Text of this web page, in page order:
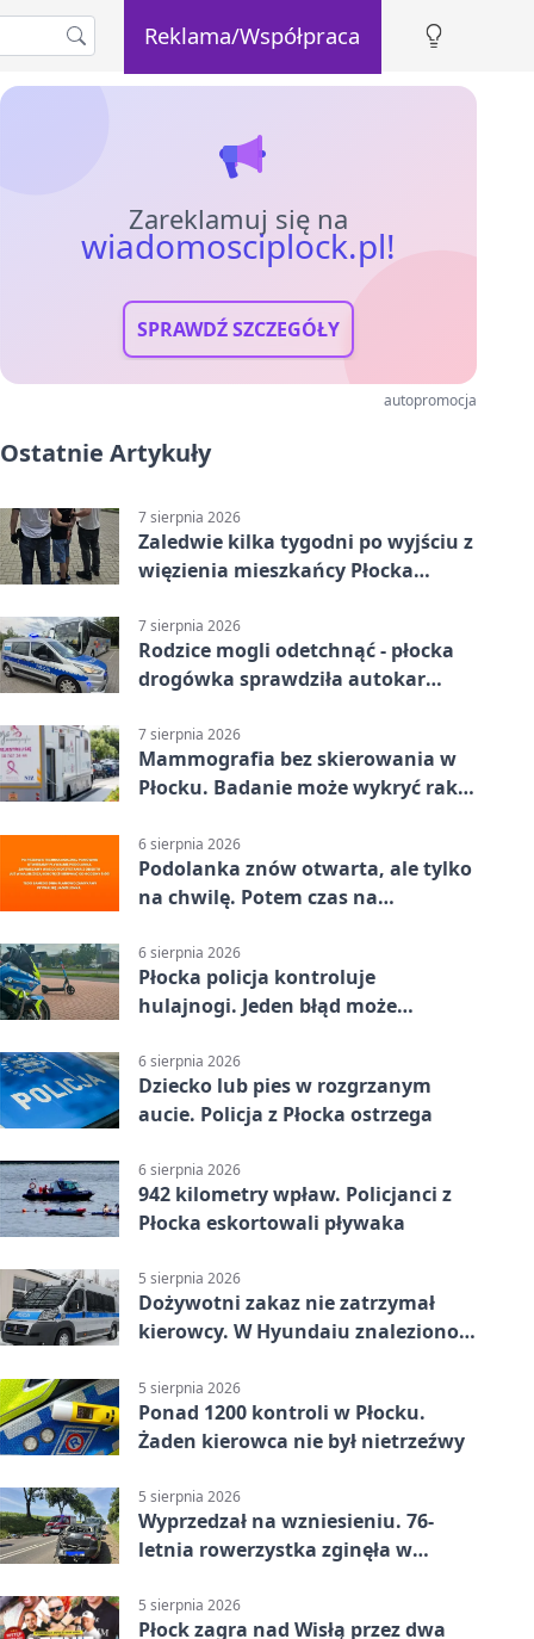
Reklama/Współpraca
Zareklamuj się na
wiadomosciplock.pl!
SPRAWDŹ SZCZEGÓŁY
autopromocja
Ostatnie Artykuły
7 sierpnia 2026
Zaledwie kilka tygodni po wyjściu z
więzienia mieszkańcy Płocka
7 sierpnia 2026
Rodzice mogli odetchnąć - płocka
drogówka sprawdziła autokar
7 sierpnia 2026
Mammografia bez skierowania w
Płocku. Badanie może wykryć raka,
6 sierpnia 2026
Podolanka znów otwarta, ale tylko
na chwilę. Potem czas na
6 sierpnia 2026
Płocka policja kontroluje
hulajnogi. Jeden błąd może
6 sierpnia 2026
Dziecko lub pies w rozgrzanym
aucie. Policja z Płocka ostrzega
6 sierpnia 2026
942 kilometry wpław. Policjanci z
Płocka eskortowali pływaka
5 sierpnia 2026
Dożywotni zakaz nie zatrzymał
kierowcy. W Hyundaiu znaleziono
5 sierpnia 2026
Ponad 1200 kontroli w Płocku.
Żaden kierowca nie był nietrzeźwy
5 sierpnia 2026
Wyprzedzał na wzniesieniu. 76-
letnia rowerzystka zginęła w
5 sierpnia 2026
Płock zagra nad Wisłą przez dwa